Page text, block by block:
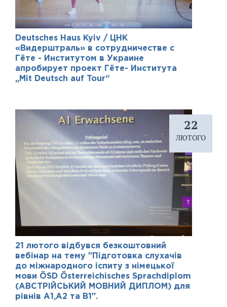
Deutsches Haus Kyiv / ЦНК
«Видерштраль» в сотрудничестве с
Гёте - Институтом в Украине
апробирует проект Гёте- Института
„Mit Deutsch auf Tour“
22
ЛЮТОГО
21 лютого відбувся безкоштовний
вебінар на тему "Підготовка слухачів
до міжнародного іспиту з німецької
мови ÖSD Österreichisches Sprachdiplom
(АВСТРІЙСЬКИЙ МОВНИЙ ДИПЛОМ) для
рівнів А1,А2 та В1".